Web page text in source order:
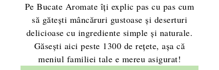
Pe Bucate Aromate îți explic pas cu pas cum
să gătești mâncăruri gustoase și deserturi
delicioase cu ingrediente simple și naturale.
Găsești aici peste 1300 de rețete, așa că
meniul familiei tale e mereu asigurat!